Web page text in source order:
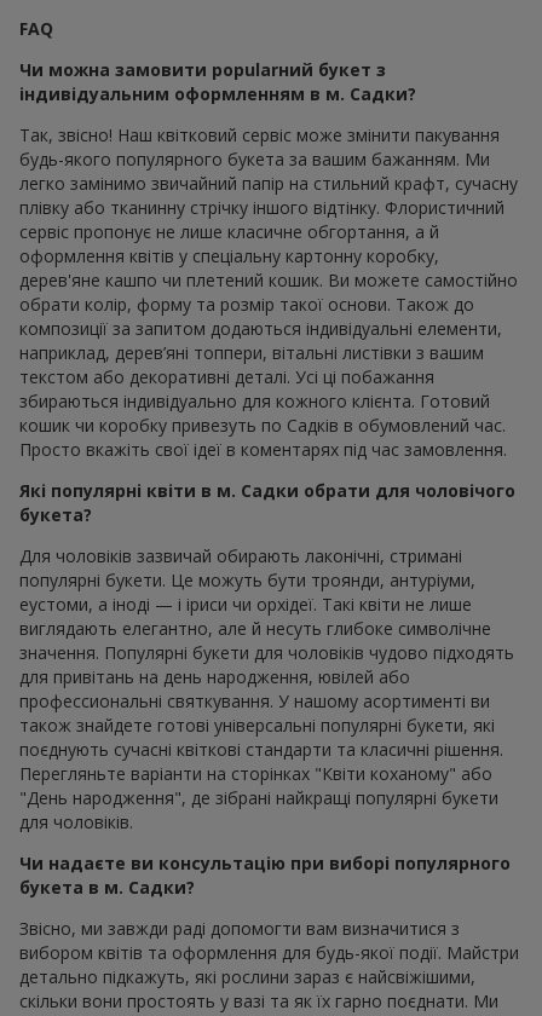
FAQ
Чи можна замовити popularний букет з
індивідуальним оформленням в м. Садки?
Так, звісно! Наш квітковий сервіс може змінити пакування
будь-якого популярного букета за вашим бажанням. Ми
легко замінимо звичайний папір на стильний крафт, сучасну
плівку або тканинну стрічку іншого відтінку. Флористичний
сервіс пропонує не лише класичне обгортання, а й
оформлення квітів у спеціальну картонну коробку,
дерев'яне кашпо чи плетений кошик. Ви можете самостійно
обрати колір, форму та розмір такої основи. Також до
композиції за запитом додаються індивідуальні елементи,
наприклад, дерев’яні топпери, вітальні листівки з вашим
текстом або декоративні деталі. Усі ці побажання
збираються індивідуально для кожного клієнта. Готовий
кошик чи коробку привезуть по Садків в обумовлений час.
Просто вкажіть свої ідеї в коментарях під час замовлення.
Які популярні квіти в м. Садки обрати для чоловічого
букета?
Для чоловіків зазвичай обирають лаконічні, стримані
популярні букети. Це можуть бути троянди, антуріуми,
еустоми, а іноді — і іриси чи орхідеї. Такі квіти не лише
виглядають елегантно, але й несуть глибоке символічне
значення. Популярні букети для чоловіків чудово підходять
для привітань на день народження, ювілей або
профессиональні святкування. У нашому асортименті ви
також знайдете готові універсальні популярні букети, які
поєднують сучасні квіткові стандарти та класичні рішення.
Перегляньте варіанти на сторінках "Квіти коханому" або
"День народження", де зібрані найкращі популярні букети
для чоловіків.
Чи надаєте ви консультацію при виборі популярного
букета в м. Садки?
Звісно, ми завжди раді допомогти вам визначитися з
вибором квітів та оформлення для будь-якої події. Майстри
детально підкажуть, які рослини зараз є найсвіжішими,
скільки вони простоять у вазі та як їх гарно поєднати. Ми